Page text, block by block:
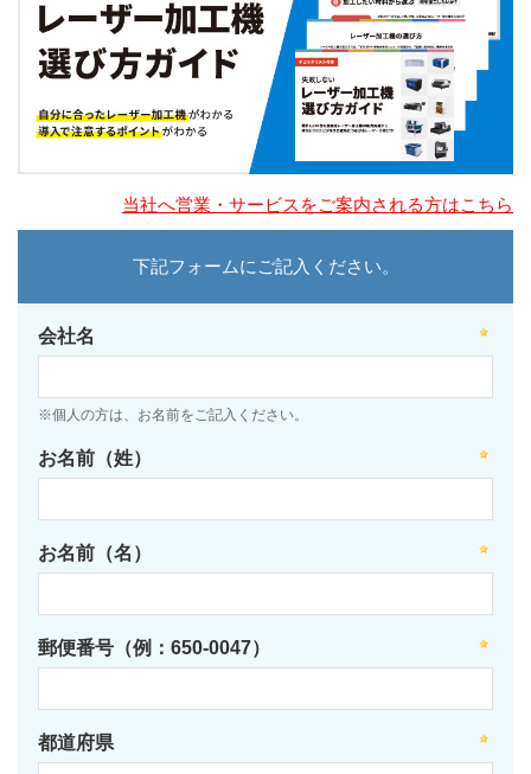
当社へ営業・サービスをご案内される方はこちら
下記フォームにご記入ください。
会社名
※個人の方は、お名前をご記入ください。
お名前（姓）
お名前（名）
郵便番号（例：650-0047）
都道府県